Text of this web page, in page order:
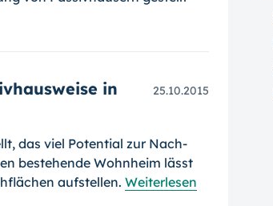
in
25.10.2015
das viel Potential zur Nach­
bestehende Wohn­heim lässt
auf­stellen. Weiterlesen